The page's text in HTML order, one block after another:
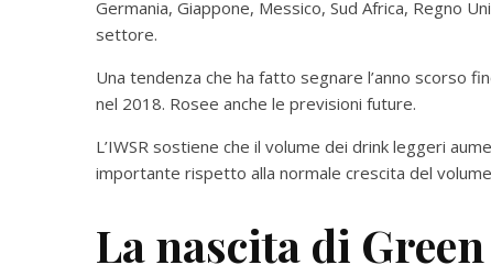
Germania, Giappone, Messico, Sud Africa, Regno
settore.
Una tendenza che ha fatto segnare l’anno scorso
nel 2018. Rosee anche le previsioni future.
L’IWSR sostiene che il volume dei drink leggeri
importante rispetto alla normale crescita del
La nascita di